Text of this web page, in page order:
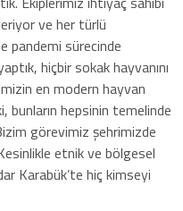
ve her türlü
pandemi sürecinde
hiçbir sokak hayvanını
en modern hayvan
bunların hepsinin temelinde
görevimiz şehrimizde
etnik ve bölgesel
Karabük’te hiç kimseyi